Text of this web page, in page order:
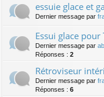
essuie glace et
Dernier message par
Essui glace
Dernier message par
Réponses : 2
Rétroviseur
Dernier message par
Réponses : 6